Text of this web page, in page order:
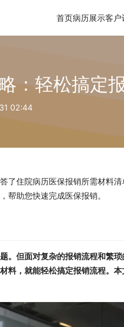
首页病历展示客户
：轻松搞定
02:44
了住院病历医保报销所需材料
帮助您快速完成医保报销。
。但面对复杂的报销流程和繁
料，就能轻松搞定报销流程。